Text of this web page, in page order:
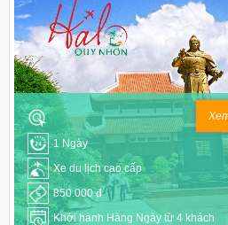
1 Ngày
Xe du lịch cao cấp
850.000 đ
Khởi hành Hàng Ngày từ 4 khách